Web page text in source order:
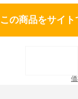
この商品をサイト